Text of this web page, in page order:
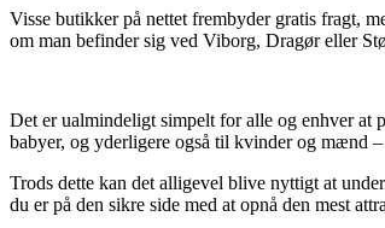
Visse butikker på nettet frembyder gratis fragt,
om man befinder sig ved Viborg, Dragør eller
Det er ualmindeligt simpelt for alle og enhver at
babyer, og yderligere også til kvinder og mænd
Trods dette kan det alligevel blive nyttigt at
du er på den sikre side med at opnå den mest